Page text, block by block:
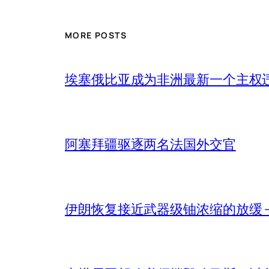
MORE POSTS
埃塞俄比亚成为非洲最新一个主权
阿塞拜疆驱逐两名法国外交官
伊朗恢复接近武器级铀浓缩的放缓